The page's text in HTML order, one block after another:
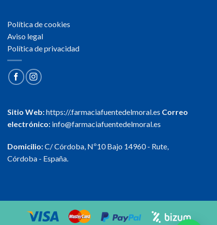
Política de cookies
Aviso legal
Política de privacidad
Sitio Web:https://.farmaciafuentedelmoral.es Correo
electrónico: info@farmaciafuentedelmoral.es
Domicilio:C/ Córdoba, Nº10 Bajo 14960 - Rute,
Córdoba - España.